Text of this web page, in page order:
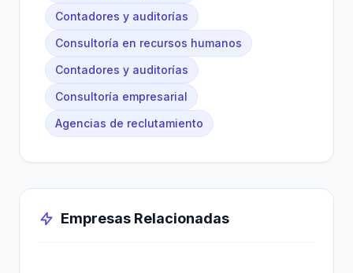
Contadores y auditorías
Consultoría en recursos humanos
Contadores y auditorías
Consultoría empresarial
Agencias de reclutamiento
Empresas Relacionadas